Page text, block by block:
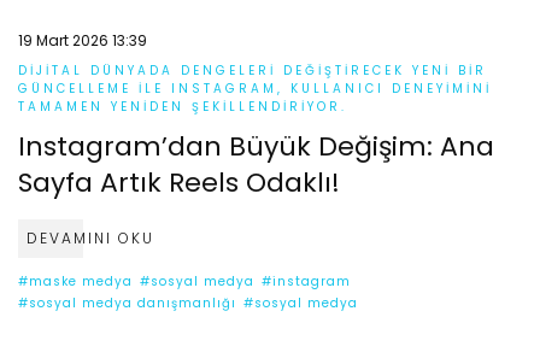
19 Mart 2026 13:39
DIJITAL DÜNYADA DENGELERI DEĞIŞTIRECEK YENI BIR
GÜNCELLEME ILE INSTAGRAM, KULLANICI DENEYIMINI
TAMAMEN YENIDEN ŞEKILLENDIRIYOR.
Instagram’dan Büyük Değişim: Ana
Sayfa Artık Reels Odaklı!
DEVAMINI OKU
#maske medya #sosyal medya #instagram
#sosyal medya danışmanlığı #sosyal medya